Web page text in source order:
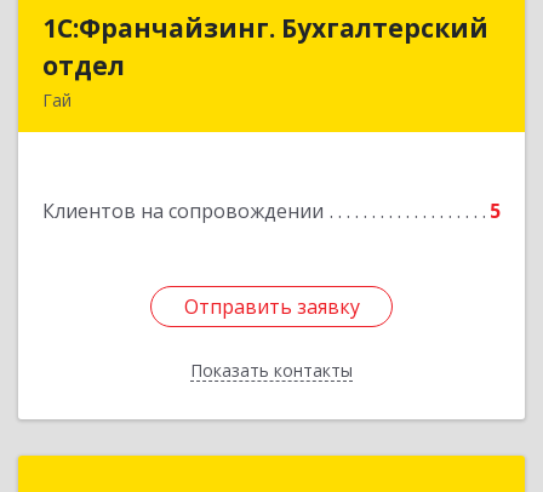
1С:Франчайзинг. Бухгалтерский
отдел
Гай
Клиентов на сопровождении 5
Отправить заявку
Показать контакты
1С:Франчайзинг. Бухгалтерский
Подробнее
Отправить заявку
Назад